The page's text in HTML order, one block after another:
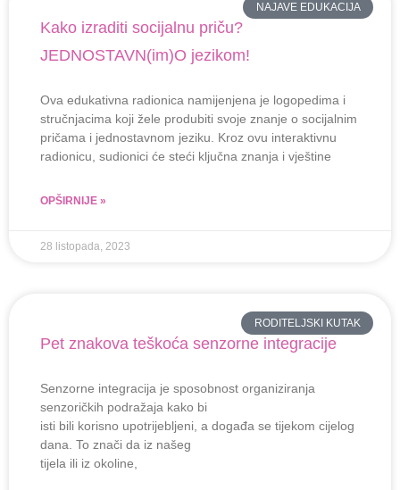
NAJAVE EDUKACIJA
Kako izraditi socijalnu priču?
JEDNOSTAVN(im)O jezikom!
Ova edukativna radionica namijenjena je logopedima i
stručnjacima koji žele produbiti svoje znanje o socijalnim
pričama i jednostavnom jeziku. Kroz ovu interaktivnu
radionicu, sudionici će steći ključna znanja i vještine
OPŠIRNIJE »
28 listopada, 2023
RODITELJSKI KUTAK
Pet znakova teškoća senzorne integracije
Senzorne integracija je sposobnost organiziranja
senzoričkih podražaja kako bi
isti bili korisno upotrijebljeni, a događa se tijekom cijelog
dana. To znači da iz našeg
tijela ili iz okoline,